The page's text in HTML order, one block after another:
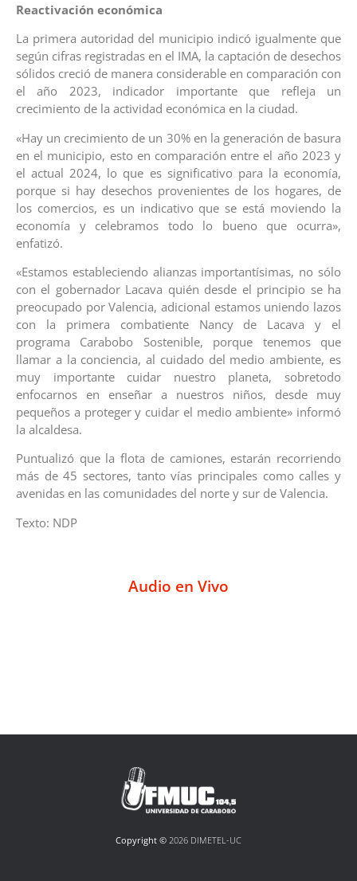
Reactivación económica
La primera autoridad del municipio indicó igualmente que
según cifras registradas en el IMA, la captación de desechos
sólidos creció de manera considerable en comparación con
el año 2023, indicador importante que refleja un
crecimiento de la actividad económica en la ciudad.
«Hay un crecimiento de un 30% en la generación de basura
en el municipio, esto en comparación entre el año 2023 y
el actual 2024, lo que es significativo para la economía,
porque si hay desechos provenientes de los hogares, de
los comercios, es un indicativo que se está moviendo la
economía y celebramos todo lo bueno que ocurra»,
enfatizó.
«Estamos estableciendo alianzas importantísimas, no sólo
con el gobernador Lacava quién desde el principio se ha
preocupado por Valencia, adicional estamos uniendo lazos
con la primera combatiente Nancy de Lacava y el
programa Carabobo Sostenible, porque tenemos que
llamar a la conciencia, al cuidado del medio ambiente, es
muy importante cuidar nuestro planeta, sobretodo
enfocarnos en enseñar a nuestros niños, desde muy
pequeños a proteger y cuidar el medio ambiente» informó
la alcaldesa.
Puntualizó que la flota de camiones, estarán recorriendo
más de 45 sectores, tanto vías principales como calles y
avenidas en las comunidades del norte y sur de Valencia.
Texto: NDP
Audio en Vivo
Copyright © 2026 DIMETEL-UC